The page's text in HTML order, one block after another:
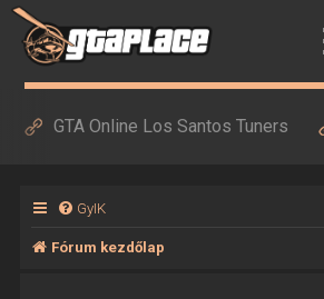
GTA Online Los Santos Tuners
GyIK
Fórum kezdőlap